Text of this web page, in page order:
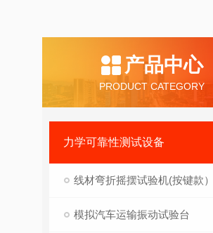
产品中心
PRODUCT CATEGORY
力学可靠性测试设备
线材弯折摇摆试验机(按键款）
模拟汽车运输振动试验台